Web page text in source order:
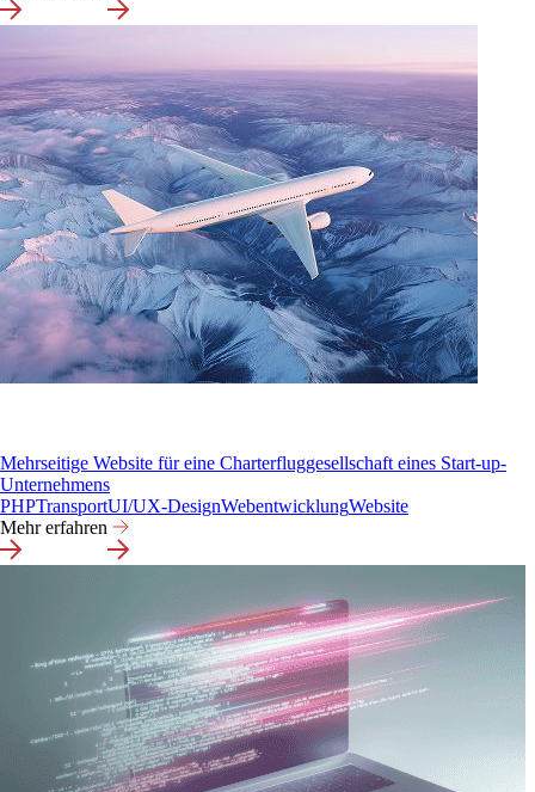
Mehrseitige Website für eine Charterfluggesellschaft eines Start-up-
Unternehmens
PHPTransportUI/UX-DesignWebentwicklungWebsite
Mehr erfahren